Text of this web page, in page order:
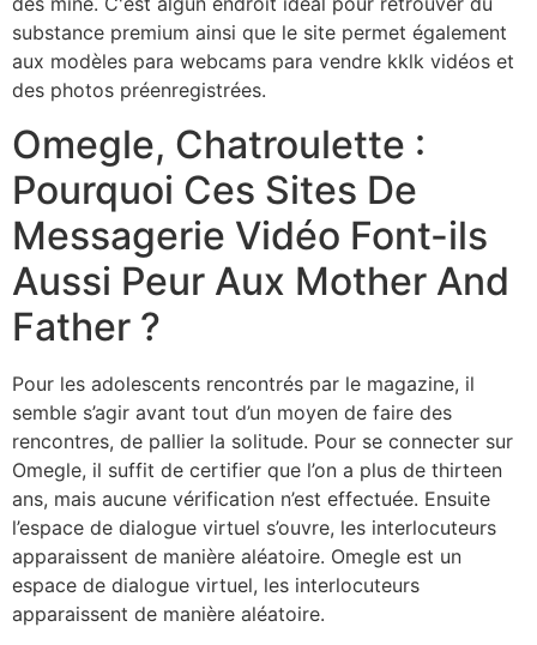
substance premium ainsi que le site permet également
aux modèles para webcams para vendre kklk vidéos et
des photos préenregistrées.
Omegle, Chatroulette :
Pourquoi Ces Sites De
Messagerie Vidéo Font-ils
Aussi Peur Aux Mother And
Father ?
Pour les adolescents rencontrés par le magazine, il
semble s’agir avant tout d’un moyen de faire des
rencontres, de pallier la solitude. Pour se connecter sur
Omegle, il suffit de certifier que l’on a plus de thirteen
ans, mais aucune vérification n’est effectuée. Ensuite
l’espace de dialogue virtuel s’ouvre, les interlocuteurs
apparaissent de manière aléatoire. Omegle est un
espace de dialogue virtuel, les interlocuteurs
apparaissent de manière aléatoire.